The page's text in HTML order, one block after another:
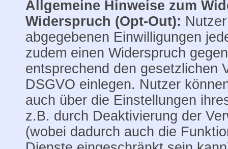
Allgemeine Hinweise zum
Widerspruch (Opt-Out):
abgegebenen Einwilligungen
zudem einen Widerspruch
entsprechend den gesetzlichen
DSGVO einlegen. Nutzer
auch über die Einstellungen
z.B. durch Deaktivierung der
(wobei dadurch auch die